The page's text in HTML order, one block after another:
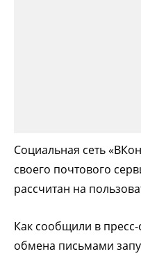
Социальная сеть
своего почтового
рассчитан на
Как сообщили в
обмена письмами